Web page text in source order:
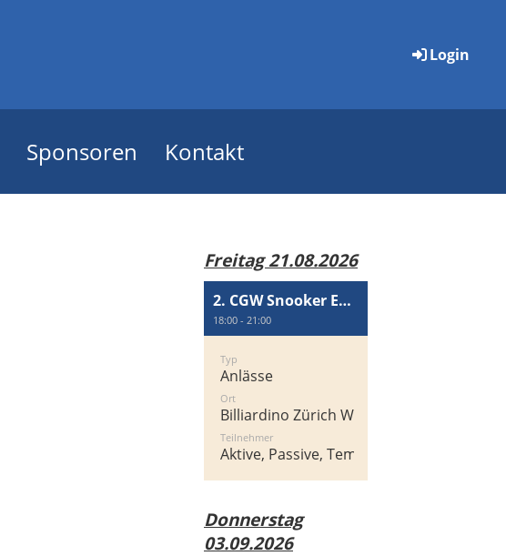
Login
Sponsoren Kontakt
Freitag 21.08.2026
2. CGW Snooker Event
18:00 - 21:00
Typ
Anlässe
Ort
Billiardino Zürich West, Heinrichstrasse
Teilnehmer
Aktive, Passive, Temporär Passiv
Donnerstag
03.09.2026